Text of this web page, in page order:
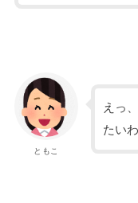
ともこ
えっ
たい